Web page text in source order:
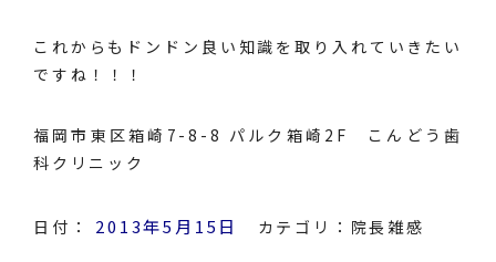
これからもドンドン良い知識を取り入れていきたい
ですね！！！
福岡市東区箱崎7-8-8 パルク箱崎2F こんどう歯
科クリニック
日付： 2013年5月15日 カテゴリ： 院長雑感